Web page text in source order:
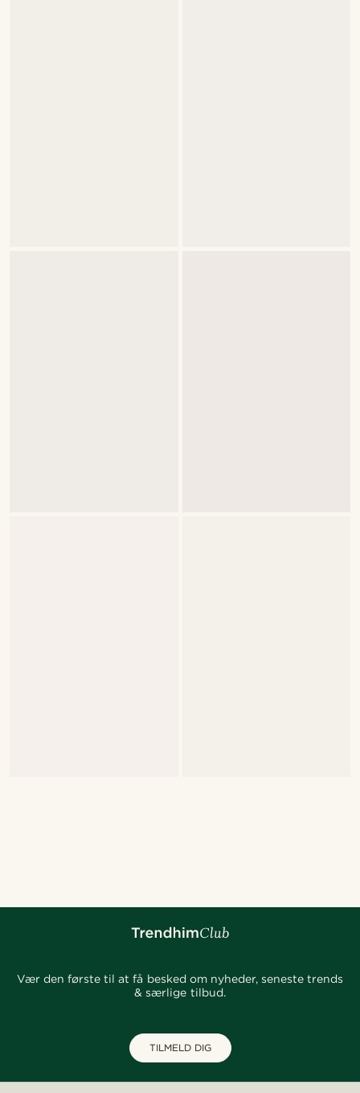
Vær den første til at få besked om nyheder, seneste trends
& særlige tilbud.
TILMELD DIG